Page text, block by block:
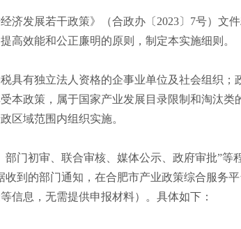
济发展若干政策》（合政办〔2023〕7号）文
高效能和公正廉明的原则，制定本实施细则。
具有独立法人资格的企事业单位及社会组织；
本政策，属于国家产业发展目录限制和淘汰类
区域范围内组织实施。
部门初审、联合审核、媒体公示、政府审批”等
收到的部门通知，在合肥市产业政策综合服务
信息，无需提供申报材料）。具体如下：